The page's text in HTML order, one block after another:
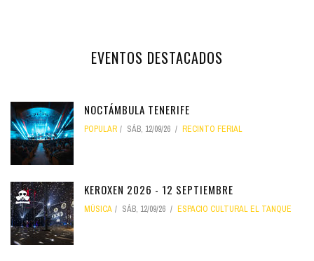
EVENTOS DESTACADOS
NOCTÁMBULA TENERIFE
POPULAR SÁB, 12/09/26 RECINTO FERIAL
KEROXEN 2026 - 12 SEPTIEMBRE
MÚSICA SÁB, 12/09/26 ESPACIO CULTURAL EL TANQUE